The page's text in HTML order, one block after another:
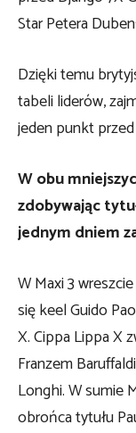
Star Petera
Dzięki temu
tabeli liderów,
jeden punkt
W obu
zdobywając
jednym dniem
W Maxi 3
się keel Guido
X. Cippa Lippa X
Franzem
Longhi. W sumie
obrońca tytułu